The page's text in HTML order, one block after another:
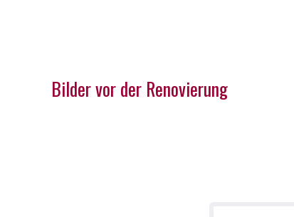
Bilder vor der Renovierung